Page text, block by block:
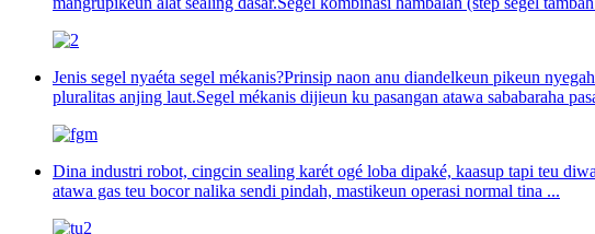
Jenis segel nyaéta segel mékanis?Prinsip naon anu diandelkeun pikeun
pluralitas anjing laut.Segel mékanis dijieun ku pasangan atawa sababaraha
Dina industri robot, cingcin sealing karét ogé loba dipaké, kaasup tapi teu
atawa gas teu bocor nalika sendi pindah, mastikeun operasi normal tina ...